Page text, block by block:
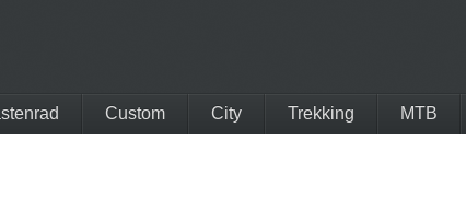
Custom City Trekking MTB